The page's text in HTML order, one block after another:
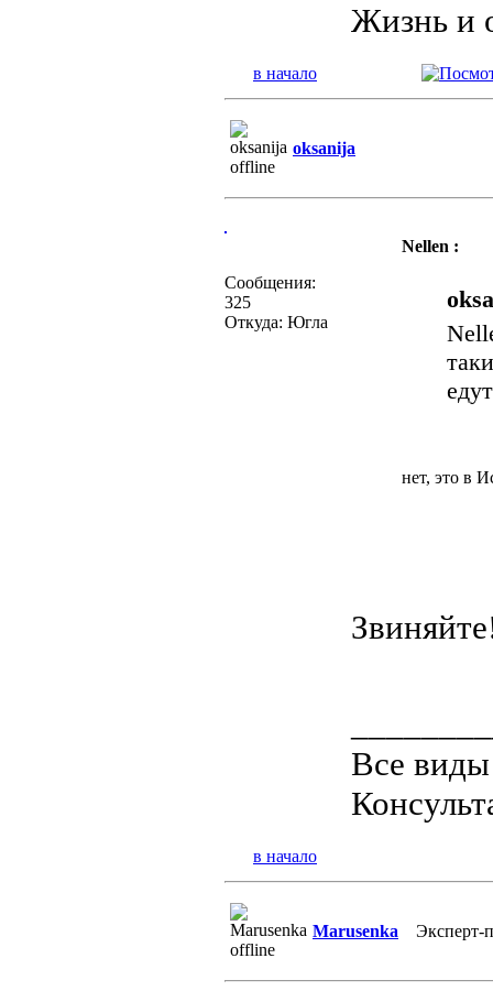
Жизнь и
в начало
oksanija
Сообщения:
325
Откуда: Югла
Nellen :
нет, это в
Все
в начало
Marusenka Эксперт-